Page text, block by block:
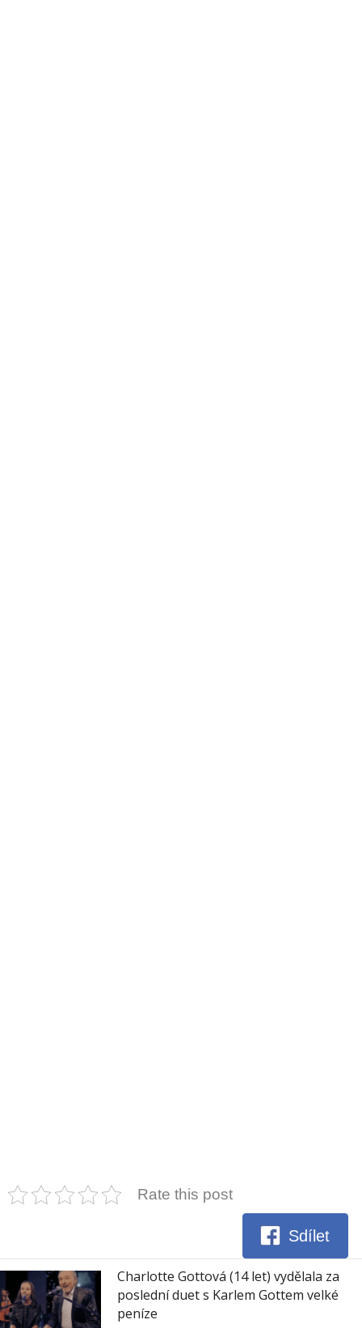
Rate this post
Sdílet
Charlotte Gottová (14 let) vydělala za
poslední duet s Karlem Gottem velké
peníze